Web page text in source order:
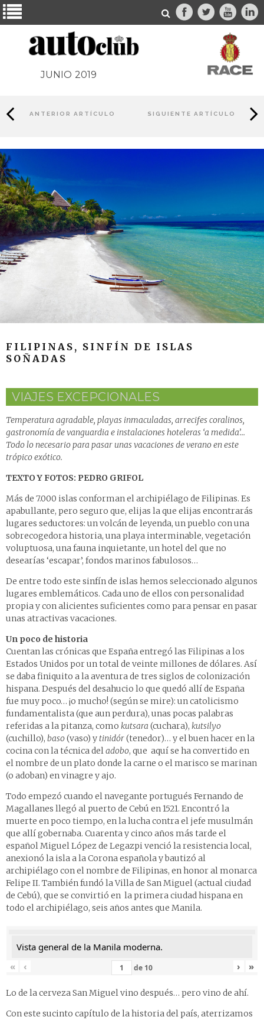
JUNIO 2019
ANTERIOR ARTÍCULO SIGUIENTE ARTÍCULO
FILIPINAS, SINFÍN DE ISLAS
SOÑADAS
VIAJES EXCEPCIONALES
Temperatura agradable, playas inmaculadas, arrecifes coralinos,
gastronomía de vanguardia e instalaciones hoteleras ‘a medida’…
Todo lo necesario para pasar unas vacaciones de verano en este
trópico exótico.
TEXTO Y FOTOS: PEDRO GRIFOL
Más de 7.000 islas conforman el archipiélago de Filipinas. Es
apabullante, pero seguro que, elijas la que elijas encontrarás
lugares seductores: un volcán de leyenda, un pueblo con una
sobrecogedora historia, una playa interminable, vegetación
voluptuosa, una fauna inquietante, un hotel del que no
desearías ‘escapar’, fondos marinos fabulosos…
De entre todo este sinfín de islas hemos seleccionado algunos
lugares emblemáticos. Cada uno de ellos con personalidad
propia y con alicientes suficientes como para pensar en pasar
unas atractivas vacaciones.
Un poco de historia
Cuentan las crónicas que España entregó las Filipinas a los
Estados Unidos por un total de veinte millones de dólares. Así
se daba finiquito a la aventura de tres siglos de colonización
hispana. Después del desahucio lo que quedó allí de España
fue muy poco… ¡o mucho! (según se mire): un catolicismo
fundamentalista (que aun perdura), unas pocas palabras
referidas a la pitanza, como kutsara (cuchara), kutsilyo
(cuchillo), baso(vaso) ytinidór(tenedor)… y el buen hacer en la
cocina con la técnica deladobo, que aquí se ha convertido en
el nombre de un plato donde la carne o el marisco se marinan
(o adoban) en vinagre y ajo.
Todo empezó cuando el navegante portugués Fernando de
Magallanes llegó al puerto de Cebú en 1521. Encontró la
muerte en poco tiempo, en la lucha contra el jefe musulmán
que allí gobernaba. Cuarenta y cinco años más tarde el
español Miguel López de Legazpi venció la resistencia local,
anexionó la isla a la Corona española y bautizó al
archipiélago con el nombre de Filipinas, en honor al monarca
Felipe II. También fundó la Villa de San Miguel (actual ciudad
de Cebú), que se convirtió en la primera ciudad hispana en
todo el archipiélago, seis años antes que Manila.
Vista general de la Manila moderna.
«
‹ de 10 › »
Lo de la cerveza San Miguel vino después… pero vino de ahí.
Con este sucinto capítulo de la historia del país, aterrizamos